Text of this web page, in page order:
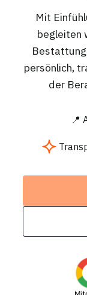
Mit
begleiten
persönlich,
der
📍